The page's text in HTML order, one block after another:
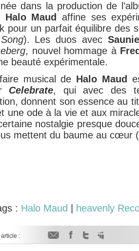
dans la production de
Halo Maud
affine ses
pour un parfait équilibre des
). Les duos avec
, nouvel hommage à
beauté expérimentale.
musical de Halo Maud
Celebrate, qui avec des
donnent son essence au
une ode à la vie et aux
nostalgie presque
mettent du baume au cœur (
: Halo Maud heavenly
: